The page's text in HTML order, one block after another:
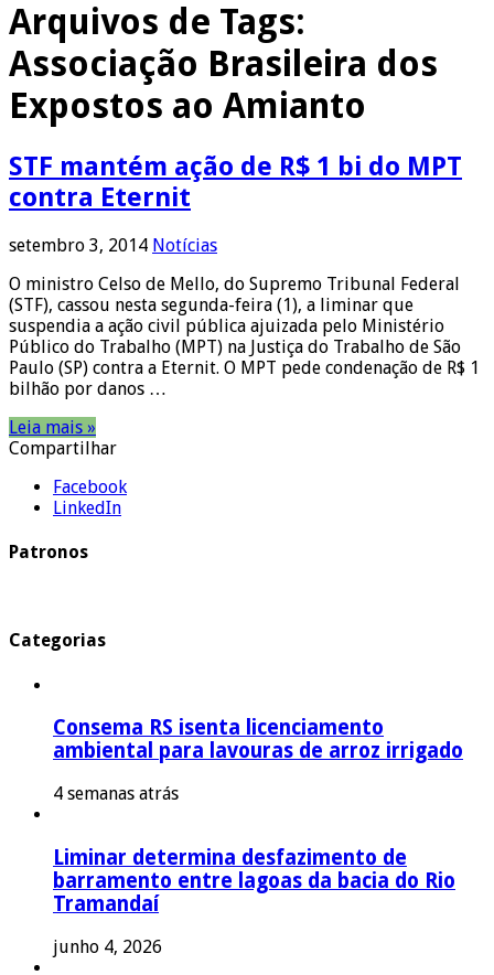
Arquivos de Tags:
Associação Brasileira dos
Expostos ao Amianto
STF mantém ação de R$ 1 bi do MPT
contra Eternit
setembro 3, 2014 Notícias
O ministro Celso de Mello, do Supremo Tribunal Federal
(STF), cassou nesta segunda-feira (1), a liminar que
suspendia a ação civil pública ajuizada pelo Ministério
Público do Trabalho (MPT) na Justiça do Trabalho de São
Paulo (SP) contra a Eternit. O MPT pede condenação de R$ 1
bilhão por danos …
Leia mais »
Compartilhar
Facebook
LinkedIn
Patronos
Categorias
Consema RS isenta licenciamento
ambiental para lavouras de arroz irrigado
4 semanas atrás
Liminar determina desfazimento de
barramento entre lagoas da bacia do Rio
Tramandaí
junho 4, 2026